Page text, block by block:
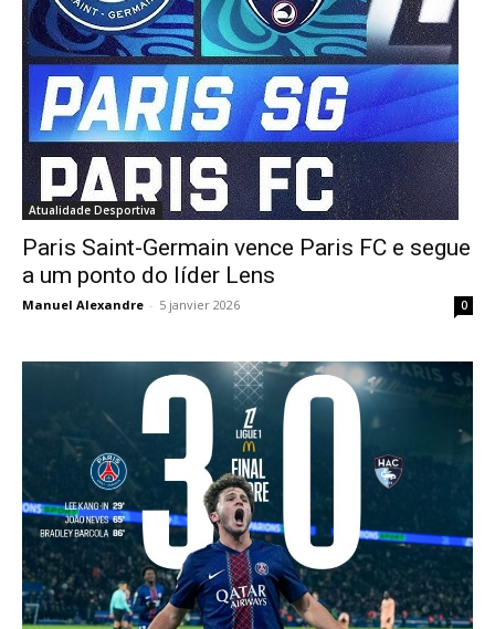
Atualidade Desportiva
Paris Saint-Germain vence Paris FC e segue
a um ponto do líder Lens
Manuel Alexandre - 5 janvier 2026 0